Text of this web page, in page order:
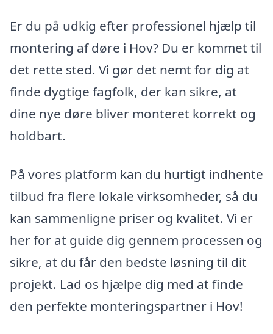
Er du på udkig efter professionel hjælp til
montering af døre i Hov? Du er kommet til
det rette sted. Vi gør det nemt for dig at
finde dygtige fagfolk, der kan sikre, at
dine nye døre bliver monteret korrekt og
holdbart.
På vores platform kan du hurtigt indhente
tilbud fra flere lokale virksomheder, så du
kan sammenligne priser og kvalitet. Vi er
her for at guide dig gennem processen og
sikre, at du får den bedste løsning til dit
projekt. Lad os hjælpe dig med at finde
den perfekte monteringspartner i Hov!